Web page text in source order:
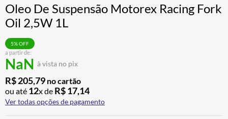
Oleo De Suspensão Motorex Racing Fork
Oil 2,5W 1L
a partir de:
NaN à vista no pix
5% OFF
R$205,79 no cartão
ou até 12x de R$17,14
Ver todas opções de pagamento
5º LUVA
6º BAU
7º
8 º ALPINESTAR
9º AIROH
10º BOTAS